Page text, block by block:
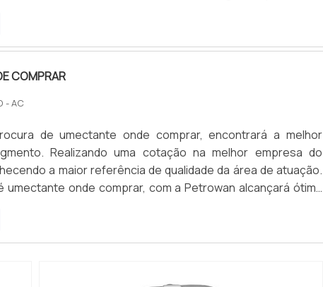
em uma empresa altamente qualificada, encontra na
com base multiuso e limpa piso e fosqueante, oferecendo
no merca...
COMPRAR
- AC
de umectante onde comprar, encontrará a melhor
Realizando uma cotação na melhor empresa do
a maior referência de qualidade da área de atuação.
umectante onde comprar, com a Petrowan alcançará ótima
técnica especializada. UM POUCO MAIS SOBRE
centraliza seus esforços em
os parceiros um...